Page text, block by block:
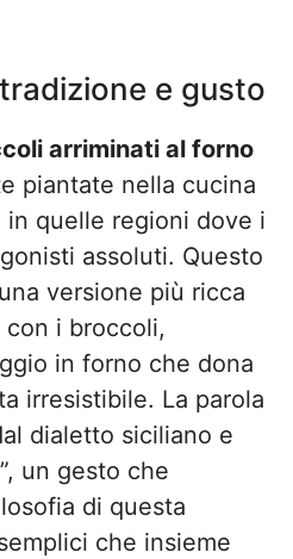
e gusto
arriminati al forno
piantate nella cucina
quelle regioni dove i
assoluti. Questo
versione più ricca
con i broccoli,
in forno che dona
irresistibile. La parola
dialetto siciliano e
un gesto che
di questa
che insieme